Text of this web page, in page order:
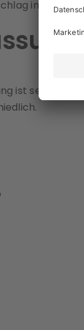
in Wien
ist seit dem